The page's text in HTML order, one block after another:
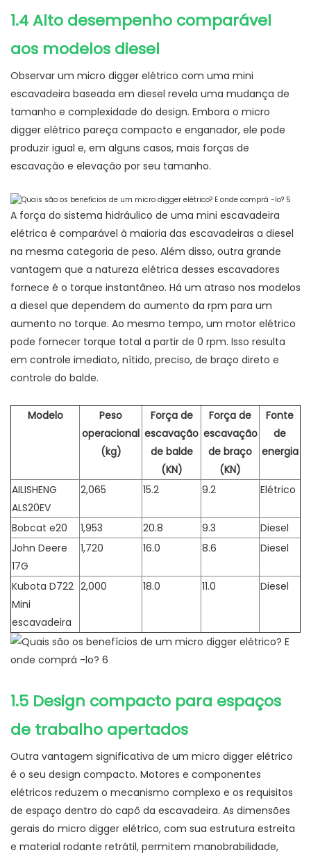
1.4 Alto desempenho comparável
aos modelos diesel
Observar um micro digger elétrico com uma mini
escavadeira baseada em diesel revela uma mudança de
tamanho e complexidade do design. Embora o micro
digger elétrico pareça compacto e enganador, ele pode
produzir igual e, em alguns casos, mais forças de
escavação e elevação por seu tamanho.
A força do sistema hidráulico de uma mini escavadeira
elétrica é comparável à maioria das escavadeiras a diesel
na mesma categoria de peso. Além disso, outra grande
vantagem que a natureza elétrica desses escavadores
fornece é o torque instantâneo. Há um atraso nos modelos
a diesel que dependem do aumento da rpm para um
aumento no torque. Ao mesmo tempo, um motor elétrico
pode fornecer torque total a partir de 0 rpm. Isso resulta
em controle imediato, nítido, preciso, de braço direto e
controle do balde.
Modelo
Peso
operacional
(kg)
Força de
escavação
de balde
(KN)
Força de
escavação
de braço
(KN)
Fonte
de
energia
AILISHENG
ALS20EV
2,065 15.2 9.2 Elétrico
Bobcat e20 1,953 20.8 9.3
Diesel
John Deere
17G
1,720 16.0 8.6 Diesel
Kubota D722
Mini
escavadeira
2,000 18.0 11.0 Diesel
1.5 Design compacto para espaços
de trabalho apertados
Outra vantagem significativa de um micro digger elétrico
é o seu design compacto. Motores e componentes
elétricos reduzem o mecanismo complexo e os requisitos
de espaço dentro do capô da escavadeira. As dimensões
gerais do micro digger elétrico, com sua estrutura estreita
e material rodante retrátil, permitem manobrabilidade,